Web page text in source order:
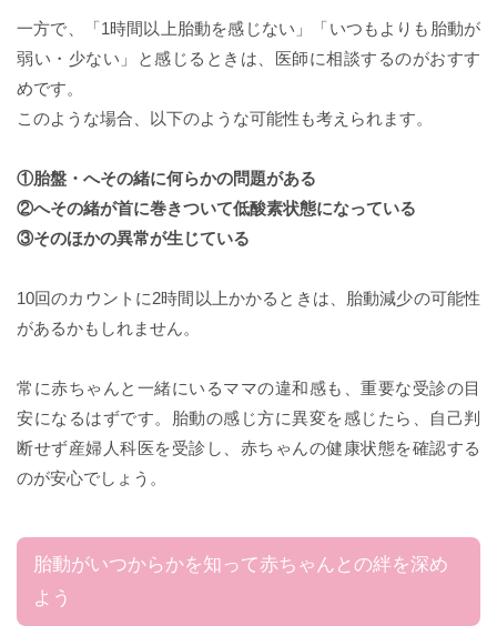
一方で、「1時間以上胎動を感じない」「いつもよりも胎動が
弱い・少ない」と感じるときは、医師に相談するのがおすす
めです。
このような場合、以下のような可能性も考えられます。
①胎盤・へその緒に何らかの問題がある
②へその緒が首に巻きついて低酸素状態になっている
③そのほかの異常が生じている
10回のカウントに2時間以上かかるときは、胎動減少の可能性
があるかもしれません。
常に赤ちゃんと一緒にいるママの違和感も、重要な受診の目
安になるはずです。胎動の感じ方に異変を感じたら、自己判
断せず産婦人科医を受診し、赤ちゃんの健康状態を確認する
のが安心でしょう。
胎動がいつからかを知って赤ちゃんとの絆を深め
よう